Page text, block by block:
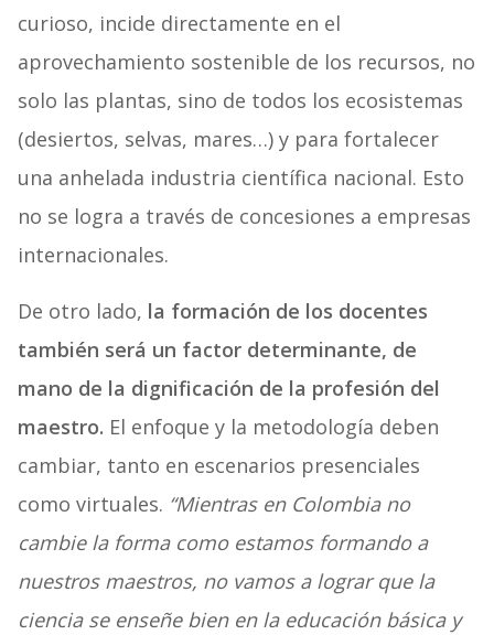
curioso, incide directamente en el
aprovechamiento sostenible de los recursos, no
solo las plantas, sino de todos los ecosistemas
(desiertos, selvas, mares…) y para fortalecer
una anhelada industria científica nacional. Esto
no se logra a través de concesiones a empresas
internacionales.
De otro lado, la formación de los docentes
también será un factor determinante, de
mano de la dignificación de la profesión del
maestro. El enfoque y la metodología deben
cambiar, tanto en escenarios presenciales
como virtuales. “Mientras en Colombia no
cambie la forma como estamos formando a
nuestros maestros, no vamos a lograr que la
ciencia se enseñe bien en la educación básica y